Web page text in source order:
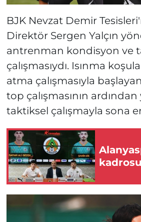
BJK Nevzat Demir
Direktör Sergen Yalçın
antrenman kondisyon ve
çalışmasıydı. Isınma
atma çalışmasıyla
top çalışmasının ardından
taktiksel çalışmayla sona